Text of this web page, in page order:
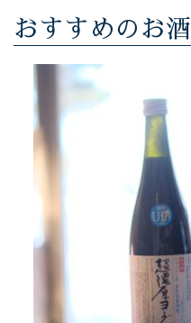
おすすめのお酒